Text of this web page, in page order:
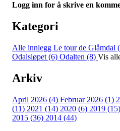
Logg inn for å skrive en
Kategori
Alle innlegg Le tour de Glåmdal
Odalsløpet (6) Odalten (8) Vis
Arkiv
April 2026 (4) Februar 2026 (1)
(11) 2021 (14) 2020 (6) 2019 (15)
2015 (36) 2014 (44)